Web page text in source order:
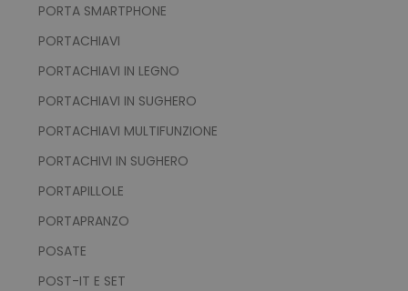
PORTA SMARTPHONE
PORTACHIAVI
PORTACHIAVI IN LEGNO
PORTACHIAVI IN SUGHERO
PORTACHIAVI MULTIFUNZIONE
PORTACHIVI IN SUGHERO
PORTAPILLOLE
PORTAPRANZO
POSATE
POST-IT E SET